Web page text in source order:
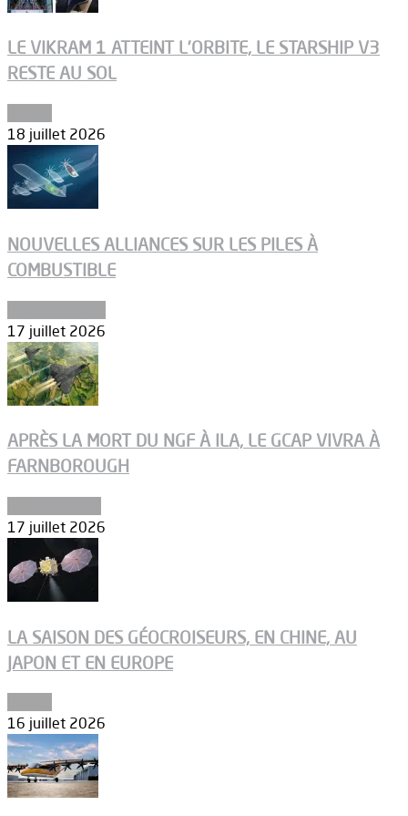
LE VIKRAM 1 ATTEINT L’ORBITE, LE STARSHIP V3
RESTE AU SOL
18 juillet 2026
NOUVELLES ALLIANCES SUR LES PILES À
COMBUSTIBLE
17 juillet 2026
APRÈS LA MORT DU NGF À ILA, LE GCAP VIVRA À
FARNBOROUGH
17 juillet 2026
LA SAISON DES GÉOCROISEURS, EN CHINE, AU
JAPON ET EN EUROPE
16 juillet 2026